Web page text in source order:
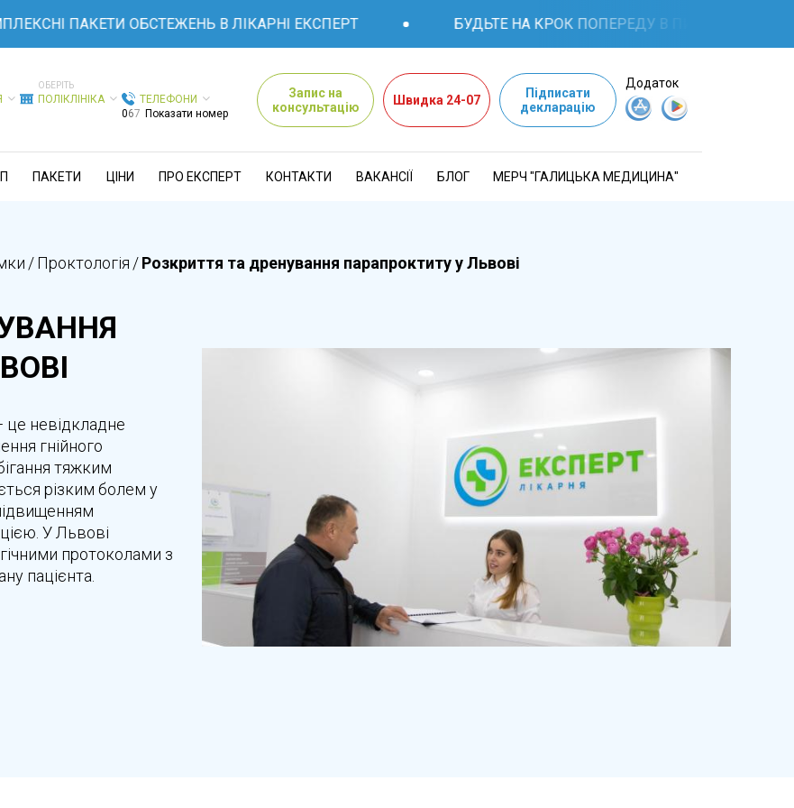
ПАКЕТИ ОБСТЕЖЕНЬ В ЛІКАРНІ ЕКСПЕРТ БУДЬТЕ НА КРОК ПОПЕРЕДУ В ПИТАННЯХ ЗДОРОВ'Я:
ОБЕРІТЬ
ПОЛІКЛІНІКА
ТЕЛЕФОНИ
067 Показати номер
Запис на
консультацію
Швидка 24-07
Підписати
декларацію
Додаток
ПАКЕТИ ЦІНИ ПРО ЕКСПЕРТ КОНТАКТИ ВАКАНСІЇ БЛОГ МЕРЧ "ГАЛИЦЬКА МЕДИЦИНА"
/Проктологія /Розкриття та дренування парапроктиту у Львові
це невідкладне
гнійного
тяжким
різким болем у
У Львові
протоколами з
пацієнта.